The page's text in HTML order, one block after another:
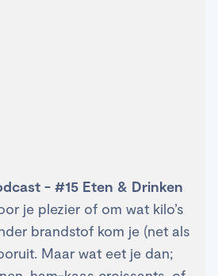
- #15 Eten & Drinken
je plezier of om wat kilo’s
brandstof kom je (net als
Maar wat eet je dan;